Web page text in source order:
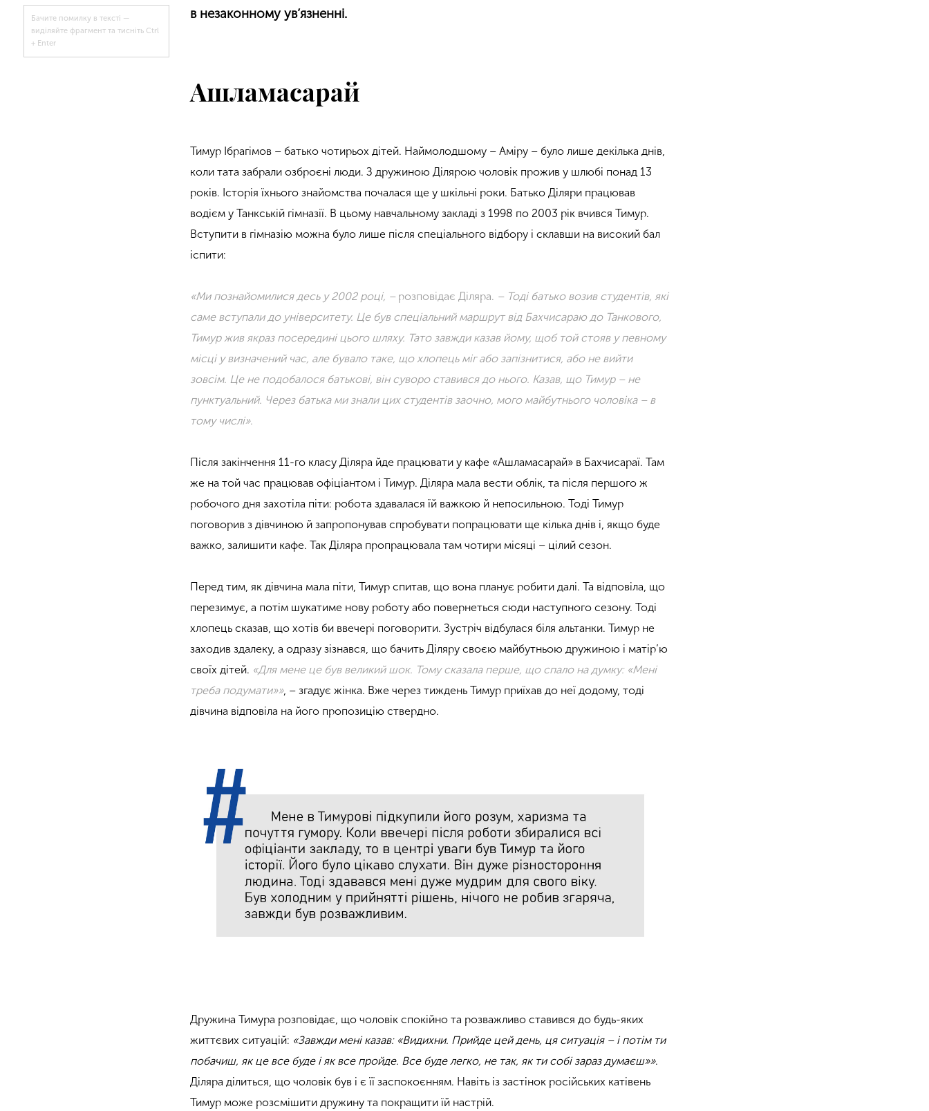
Бачите помилку в тексті —
виділяйте фрагмент та тисніть Ctrl
+ Enter
в незаконному ув’язненні.
Ашламасарай
Тимур Ібрагімов – батько чотирьох дітей. Наймолодшому – Аміру – було лише декілька днів,
коли тата забрали озброєні люди. З дружиною Ділярою чоловік прожив у шлюбі понад 13
років. Історія їхнього знайомства почалася ще у шкільні роки. Батько Діляри працював
водієм у Танкській гімназії. В цьому навчальному закладі з 1998 по 2003 рік вчився Тимур.
Вступити в гімназію можна було лише після спеціального відбору і склавши на високий бал
іспити:
«Ми познайомилися десь у 2002 році, – розповідає Діляра. – Тоді батько возив студентів, які
саме вступали до університету. Це був спеціальний маршрут від Бахчисараю до Танкового,
Тимур жив якраз посередині цього шляху. Тато завжди казав йому, щоб той стояв у певному
місці у визначений час, але бувало таке, що хлопець міг або запізнитися, або не вийти
зовсім. Це не подобалося батькові, він суворо ставився до нього. Казав, що Тимур – не
пунктуальний. Через батька ми знали цих студентів заочно, мого майбутнього чоловіка – в
тому числі».
Після закінчення 11-го класу Діляра йде працювати у кафе «Ашламасарай» в Бахчисараї. Там
же на той час працював офіціантом і Тимур. Діляра мала вести облік, та після першого ж
робочого дня захотіла піти: робота здавалася їй важкою й непосильною. Тоді Тимур
поговорив з дівчиною й запропонував спробувати попрацювати ще кілька днів і, якщо буде
важко, залишити кафе. Так Діляра пропрацювала там чотири місяці – цілий сезон.
Перед тим, як дівчина мала піти, Тимур спитав, що вона планує робити далі. Та відповіла, що
перезимує, а потім шукатиме нову роботу або повернеться сюди наступного сезону. Тоді
хлопець сказав, що хотів би ввечері поговорити. Зустріч відбулася біля альтанки. Тимур не
заходив здалеку, а одразу зізнався, що бачить Діляру своєю майбутньою дружиною і матір’ю
своїх дітей. «Для мене це був великий шок. Тому сказала перше, що спало на думку: «Мені
треба подумати»», – згадує жінка. Вже через тиждень Тимур приїхав до неї додому, тоді
дівчина відповіла на його пропозицію ствердно.
Дружина Тимура розповідає, що чоловік спокійно та розважливо ставився до будь-яких
життєвих ситуацій: «Завжди мені казав: «Видихни. Прийде цей день, ця ситуація – і потім ти
побачиш, як це все буде і як все пройде. Все буде легко, не так, як ти собі зараз думаєш»».
Діляра ділиться, що чоловік був і є її заспокоєнням. Навіть із застінок російських катівень
Тимур може розсмішити дружину та покращити їй настрій.